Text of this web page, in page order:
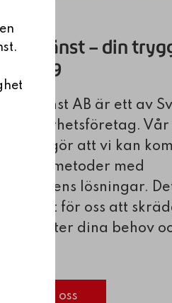
tjänst – din
1969
tjänst AB är ett av
säkerhetsföretag.
gör att vi kan
metoder med
lösningar.
möjligt för oss att
efter dina behov
Kontakta oss